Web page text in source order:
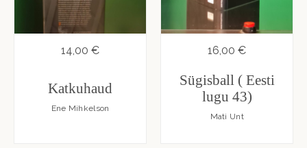
14,00 €
Katkuhaud
Ene Mihkelson
16,00 €
Sügisball ( Eesti
lugu 43)
Mati Unt